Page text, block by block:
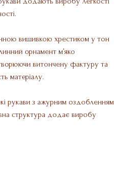
вишивкою хрестиком у тон
орнамент м’яко
витончену фактуру та
матеріалу.
рукави з ажурним оздобленням
структура додає виробу